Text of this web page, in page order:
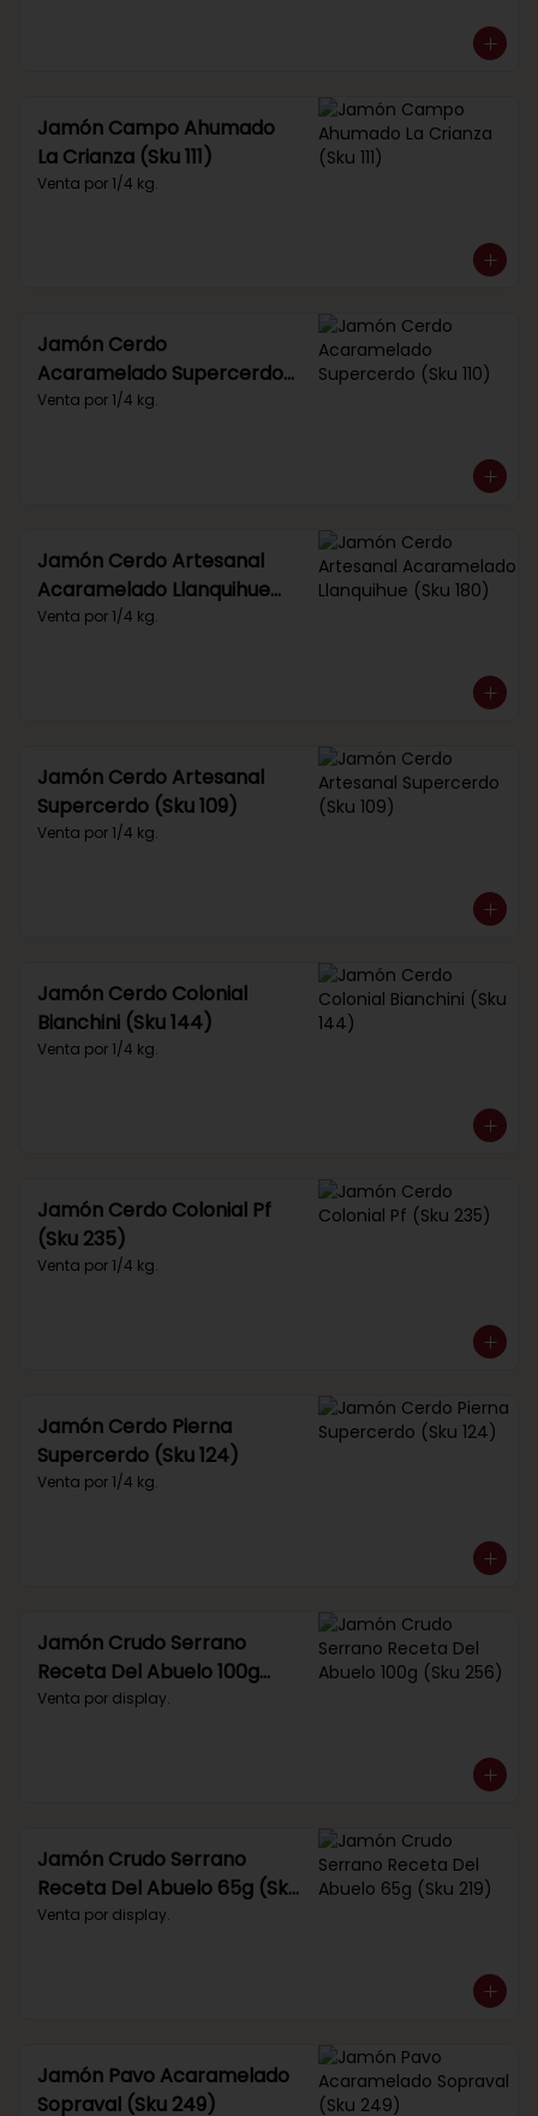
Jamón Campo Ahumado
La Crianza (Sku 111)
Venta por 1/4 kg.
Jamón Cerdo
Acaramelado Supercerdo
(Sku 110)
Venta por 1/4 kg.
Jamón Cerdo Artesanal
Acaramelado Llanquihue
(Sku 180)
Venta por 1/4 kg.
Jamón Cerdo Artesanal
Supercerdo (Sku 109)
Venta por 1/4 kg.
Jamón Cerdo Colonial
Bianchini (Sku 144)
Venta por 1/4 kg.
Jamón Cerdo Colonial Pf
(Sku 235)
Venta por 1/4 kg.
Jamón Cerdo Pierna
Supercerdo (Sku 124)
Venta por 1/4 kg.
Jamón Crudo Serrano
Receta Del Abuelo 100g
(Sku 256)
Venta por display.
Jamón Crudo Serrano
Receta Del Abuelo 65g (Sku
219)
Venta por display.
Jamón Pavo Acaramelado
Sopraval (Sku 249)